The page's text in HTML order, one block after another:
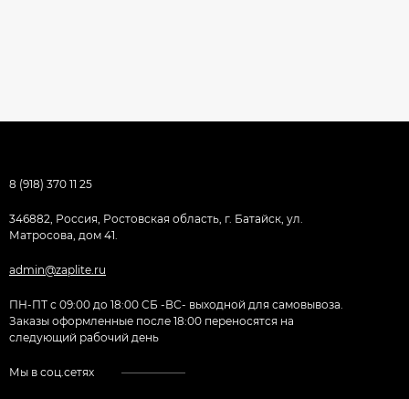
8 (918) 370 11 25
346882, Россия, Ростовская область, г. Батайск, ул.
Матросова, дом 41.
admin@zaplite.ru
ПН-ПТ с 09:00 до 18:00 CБ -ВС- выходной для самовывоза.
Заказы оформленные после 18:00 переносятся на
следующий рабочий день
Мы в соц.сетях